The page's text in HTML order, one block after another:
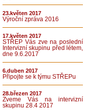
23.květen 2017
Výroční zpráva 2016
17.květen 2017
STŘEP Vás zve na poslední
Intervizní skupinu před létem,
dne 9.6.2017
6.duben 2017
Připojte se k týmu STŘEPu
28.březen 2017
Zveme Vás na intervizní
skupinu 28.4 2017